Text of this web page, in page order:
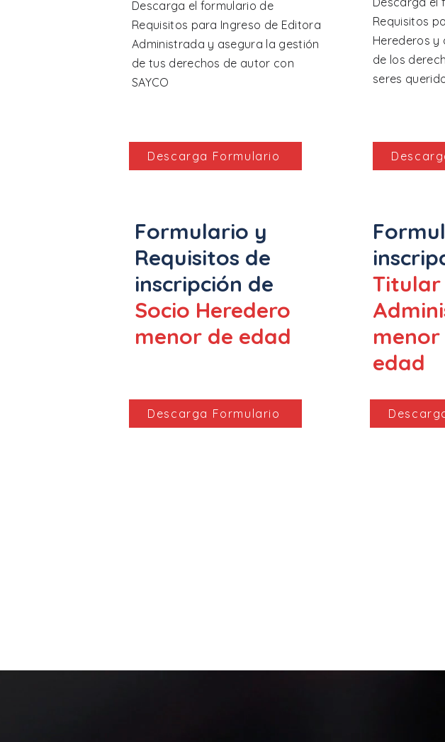
Descarga el formulario de
Requisitos para Ingreso de Editora
Administrada y asegura la gestión
de tus derechos de autor con
SAYCO
Descarga Formulario
Requisitos
Herederos y
de los
seres
Formulario y
Requisitos de
inscripción de
Socio Heredero
menor de edad
Titular
menor
edad
Descarga Formulario